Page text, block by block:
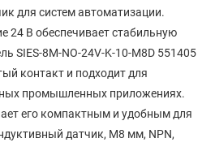
для систем автоматизации.
24 В обеспечивает стабильную
SIES-8M-NO-24V-K-10-M8D 551405
контакт и подходит для
промышленных приложениях.
его компактным и удобным для
датчик, M8 мм, NPN,